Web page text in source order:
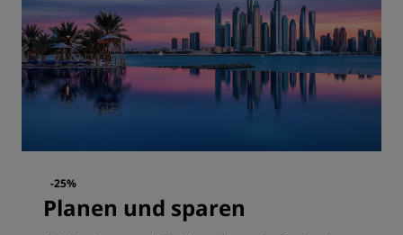
-25%
Planen und sparen